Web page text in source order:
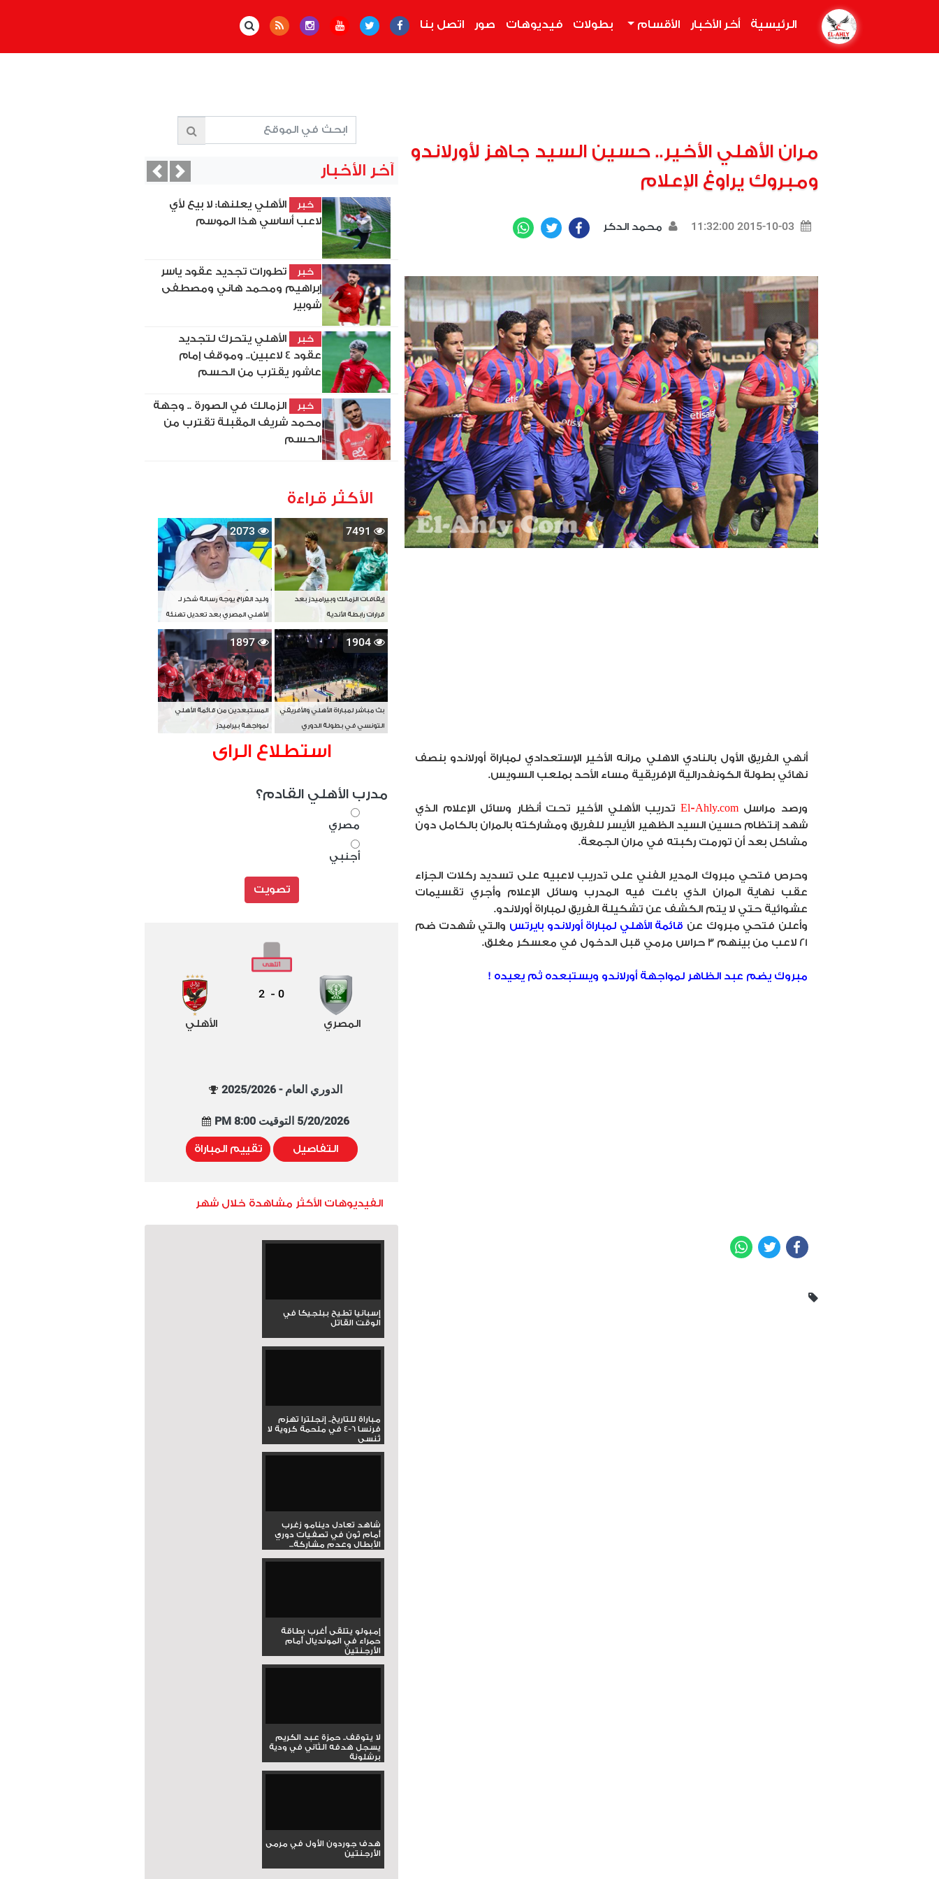
الرئيسية أخر الأخبار الأقسام بطولات فيديوهات صور اتصل بنا
مران الأهلي الأخير.. حسين السيد جاهز لأورلاندو
ومبروك يراوغ الإعلام
2015-10-03 11:32:00 محمد الدكر Facebook
Twitter
أنهي الفريق الأول بالنادي الاهلي مرانه الأخير الإستعدادي لمباراة أورلاندو بنصف
نهائي بطولة الكونفدرالية الإفريقية مساء الأحد بملعب السويس.
ورصد مراسلEl-Ahly.com تدريب الأهلي الأخير تحت أنظار وسائل الإعلام الذي
شهد إنتظام حسين السيد الظهير الأيسر للفريق ومشاركته بالمران بالكامل دون
مشاكل بعد أن تورمت ركبته في مران الجمعة.
وحرص فتحي مبروك المدير الفني على تدريب لاعبيه على تسديد ركلات الجزاء
عقب نهاية المران الذي باغت فيه المدرب وسائل الإعلام وأجري تقسيمات
عشوائية حتي لا يتم الكشف عن تشكيلة الفريق لمباراة أورلاندو.
وأعلن فتحي مبروك عن قائمة الأهلي لمباراة أورلاندو بايرتس والتي شهدت ضم
21 لاعب من بينهم 3 حراس مرمي قبل الدخول في معسكر مغلق.
مبروك يضم عبد الظاهر لمواجهة أورلاندو ويستبعده ثم يعيده !
Facebook
Twitter
آخر الأخبار
خبر
الأهلي يعلنها: لا بيع لأي
لاعب أساسي هذا الموسم
خبر
تطورات تجديد عقود ياسر
إبراهيم ومحمد هاني ومصطفى
شوبير
خبر
الأهلي يتحرك لتجديد
عقود 4 لاعبين.. وموقف إمام
عاشور يقترب من الحسم
خبر
الزمالك في الصورة .. وجهة
محمد شريف المقبلة تقترب من
الحسم
PreviousNext
الأكثر قراءة
7491
إيقافات الزمالك وبيراميدز بعد
قرارات رابطة الأندية
2073
وليد الفراج يوجه رسالة شكر لـ
الأهلي المصري بعد تعديل تهنئة
بطل آسيا
1904
بث مباشر لمباراة الأهلي والأفريقي
التونسي في بطولة الدوري
1897
المستبعدين من قائمة الأهلي
لمواجهة بيراميدز
استطلاع الراى
مدرب الأهلي القادم؟
مصري
أجنبي
تصويت
المصري
0
-
2
الأهلي
الدوري العام - 2025/2026
5/20/2026 التوقيت 8:00 PM
التفاصيل تقييم المباراة
الفيديوهات الأكثر مشاهدة خلال شهر
إسبانيا تطيح ببلجيكا في
الوقت القاتل
مباراة للتاريخ.. إنجلترا تهزم
فرنسا 6-4 في ملحمة كروية لا
تُنسى
شاهد تعادل دينامو زغرب
أمام ثون في تصفيات دوري
الأبطال وعدم مشاركة...
إمبولو يتلقى أغرب بطاقة
حمراء في المونديال أمام
الأرجنتين
لا يتوقف.. حمزة عبد الكريم
يسجل هدفه الثاني في ودية
برشلونة
هدف جوردون الأول في مرمى
الأرجنتين